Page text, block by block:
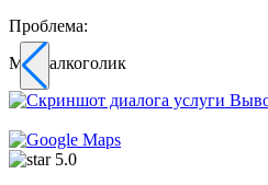
Проблема:
Муж алкоголик
5.0